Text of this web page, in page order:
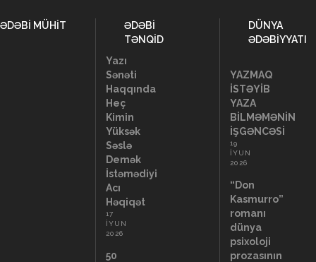
ƏDƏBİ MÜHİT
Yazı
Sənəti
Haqqında
Heç
Kimin
Yüksək
Səslə
Demək
İstəmədiyi
Acı
Həqiqət
17
İYUN
2026
50
ƏDƏBİ
TƏNQİD
YAZMAQ
İSTƏYİB
YAZA
BİLMƏMƏNİN
İŞGƏNCƏSİ
19
İYUN
2026
“Don
Kasmurro”
romanı
dünya
psixoloji
prozasının
DÜNYA
ƏDƏBİYYATI